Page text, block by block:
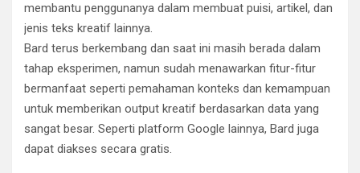
membantu penggunanya dalam membuat puisi, artikel, dan
jenis teks kreatif lainnya.
Bard terus berkembang dan saat ini masih berada dalam
tahap eksperimen, namun sudah menawarkan fitur-fitur
bermanfaat seperti pemahaman konteks dan kemampuan
untuk memberikan output kreatif berdasarkan data yang
sangat besar. Seperti platform Google lainnya, Bard juga
dapat diakses secara gratis.